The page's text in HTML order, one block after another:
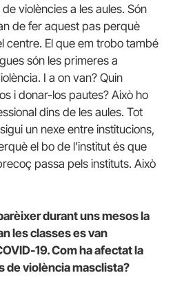
violències a les aules. Són
de fer aquest pas perquè
centre. El que em trobo també
són les primeres a
I a on van? Quin
i donar-los pautes? Això ho
dins de les aules. Tot
un nexe entre institucions,
el bo de l’institut és que
passa pels instituts. Això
durant uns mesos la
les classes es van
19. Com ha afectat la
de violència masclista?